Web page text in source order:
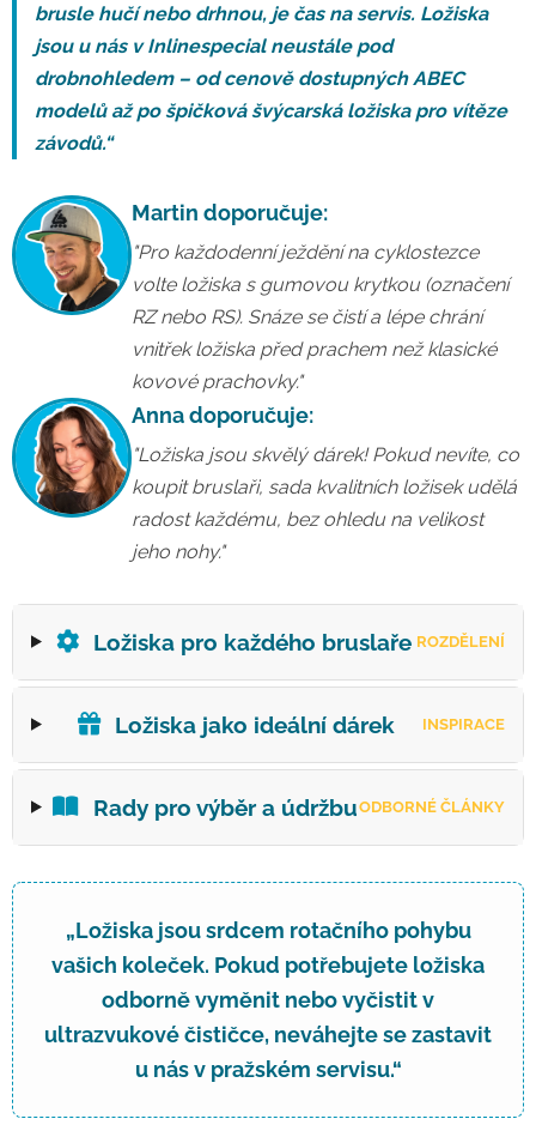
brusle hučí nebo drhnou, je čas na servis. Ložiska
jsou u nás v Inlinespecial neustále pod
drobnohledem – od cenově dostupných ABEC
modelů až po špičková švýcarská ložiska pro vítěze
závodů.“
Martin doporučuje:
"Pro každodenní ježdění na cyklostezce
volte ložiska s gumovou krytkou (označení
RZ nebo RS). Snáze se čistí a lépe chrání
vnitřek ložiska před prachem než klasické
kovové prachovky."
Anna doporučuje:
"Ložiska jsou skvělý dárek! Pokud nevíte, co
koupit bruslaři, sada kvalitních ložisek udělá
radost každému, bez ohledu na velikost
jeho nohy."
Ložiska pro každého bruslaře ROZDĚLENÍ
Ložiska jako ideální dárek INSPIRACE
Rady pro výběr a údržbuODBORNÉ ČLÁNKY
„Ložiska jsou srdcem rotačního pohybu
vašich koleček. Pokud potřebujete ložiska
odborně vyměnit nebo vyčistit v
ultrazvukové čističce, neváhejte se zastavit
u nás v pražském servisu.“